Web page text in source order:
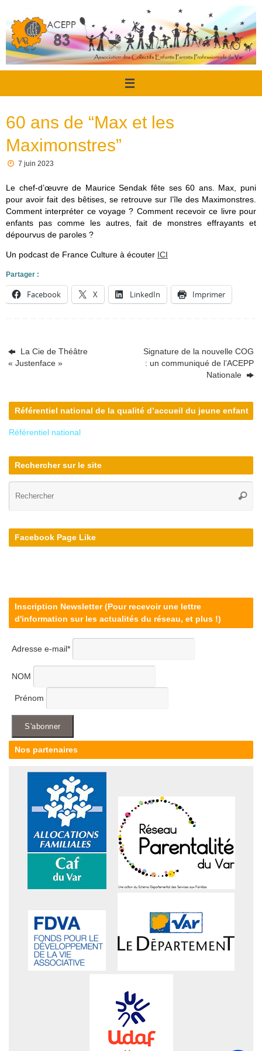
contenu
60 ans de “Max et les
Maximonstres”
7 juin 2023
Le chef-d’œuvre de Maurice Sendak fête ses 60 ans. Max, puni
pour avoir fait des bêtises, se retrouve sur l’île des Maximonstres.
Comment interpréter ce voyage ? Comment recevoir ce livre pour
enfants pas comme les autres, fait de monstres effrayants et
dépourvus de paroles ?
Un podcast de France Culture à écouter ICI
Partager :
Facebook X LinkedIn Imprimer
La Cie de Théâtre
« Justenface »
Signature de la nouvelle COG
: un communiqué de l’ACEPP
Nationale
Référentiel national de la qualité d’accueil du jeune enfant
Référentiel national
Rechercher sur le site
Facebook Page Like
Inscription Newsletter (Pour recevoir une lettre
d'information sur les actualités du réseau, et plus !)
Adresse e-mail*
NOM
Prénom
Nos partenaires